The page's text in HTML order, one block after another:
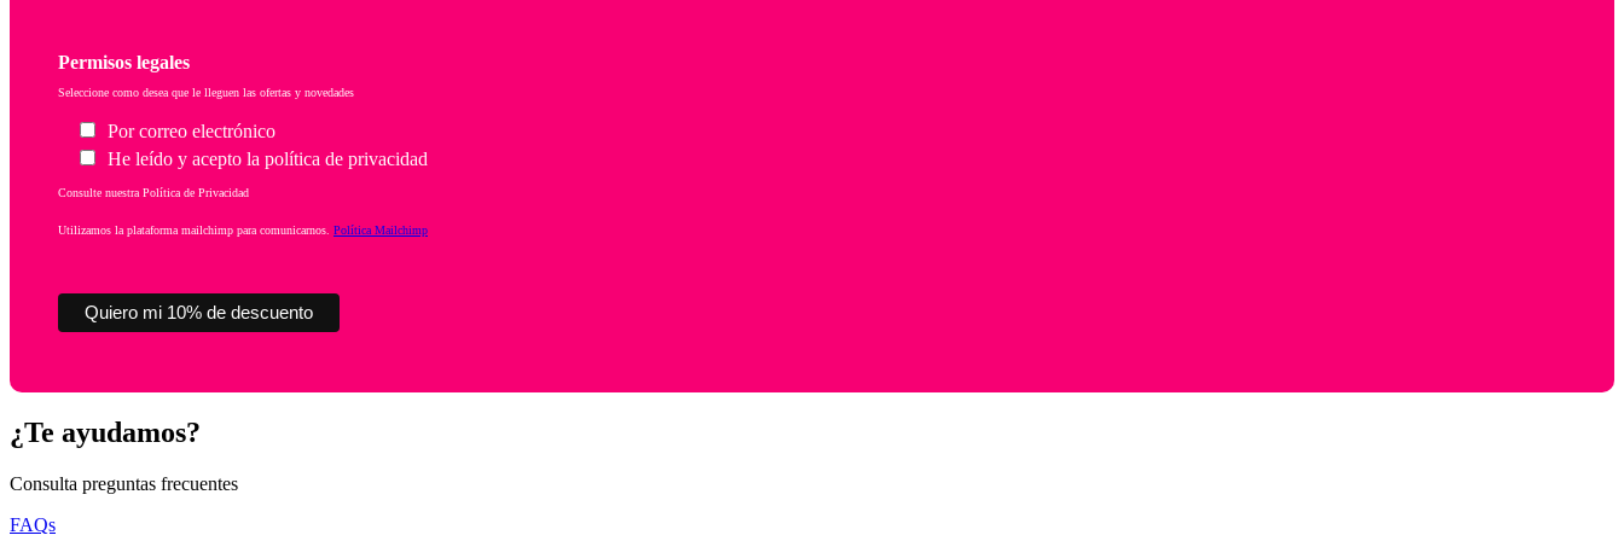
Permisos legales
Seleccione como desea que le lleguen las ofertas y novedades
Por correo electrónico
He leído y acepto la política de privacidad
Consulte nuestra Política de Privacidad
Utilizamos la plataforma mailchimp para comunicarnos. Política Mailchimp
¿Te ayudamos?
Consulta preguntas frecuentes
FAQs